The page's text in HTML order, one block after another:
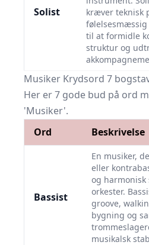
Solist
kræver teknisk
følelsesmæssig
til at formidle
struktur og
Musiker Krydsord 7
Her er 7 gode bud på ord
'Musiker'.
Ord
Beskrivelse
Bassist
En musiker,
eller
og
orkester.
groove,
bygning og
musikalsk